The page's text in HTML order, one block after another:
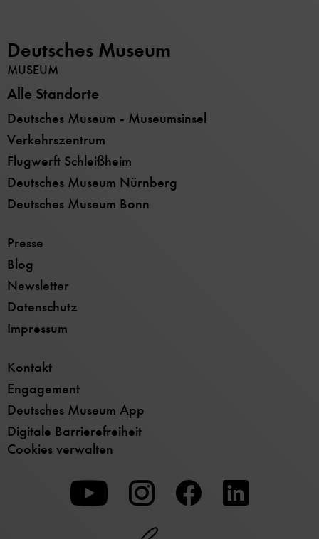
Deutsches Museum
MUSEUM
Alle Standorte
Deutsches Museum - Museumsinsel
Verkehrszentrum
Flugwerft Schleißheim
Deutsches Museum Nürnberg
Deutsches Museum Bonn
Presse
Blog
Newsletter
Datenschutz
Impressum
Kontakt
Engagement
Deutsches Museum App
Digitale Barrierefreiheit
Cookies verwalten
Zu
unserer
Youtube-
Zu
unserer
Instagram-
Zu
unserer